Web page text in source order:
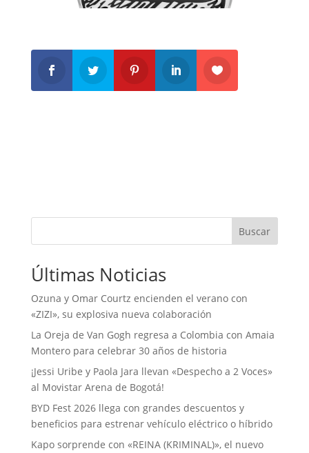
Buscar
Últimas Noticias
Ozuna y Omar Courtz encienden el verano con
«ZIZI», su explosiva nueva colaboración
La Oreja de Van Gogh regresa a Colombia con Amaia
Montero para celebrar 30 años de historia
¡Jessi Uribe y Paola Jara llevan «Despecho a 2 Voces»
al Movistar Arena de Bogotá!
BYD Fest 2026 llega con grandes descuentos y
beneficios para estrenar vehículo eléctrico o híbrido
Kapo sorprende con «REINA (KRIMINAL)», el nuevo